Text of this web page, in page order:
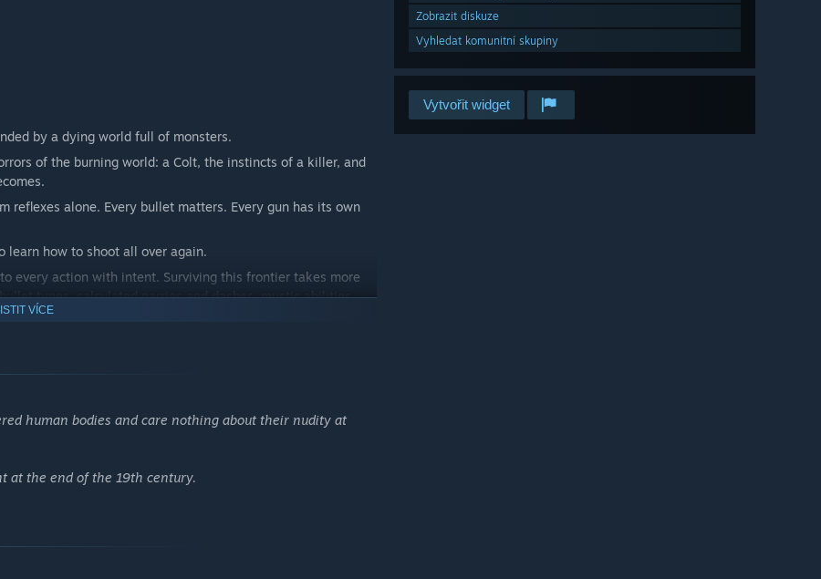
Zobrazit diskuze
Vyhledat komunitní skupiny
Vytvořit widget
by a dying world full of monsters.
of the burning world: a Colt, the instincts of a killer, and
reflexes alone. Every bullet matters. Every gun has its own
how to shoot all over again.
every action with intent. Surviving this frontier takes more
types, calculated parries and dashes, mystic abilities
find to keep yourself alive.
VÍCE
human bodies and care nothing about their nudity at
at the end of the 19th century.